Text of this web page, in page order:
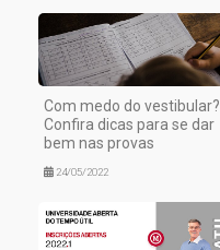
Com medo do vestibular?
Confira dicas para se dar
bem nas provas
24/05/2022